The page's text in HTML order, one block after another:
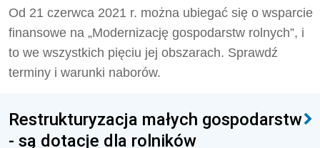
Od 21 czerwca 2021 r. można ubiegać się o wsparcie
finansowe na „Modernizację gospodarstw rolnych”, i
to we wszystkich pięciu jej obszarach. Sprawdź
terminy i warunki naborów.
Restrukturyzacja małych gospodarstw
- są dotacje dla rolników